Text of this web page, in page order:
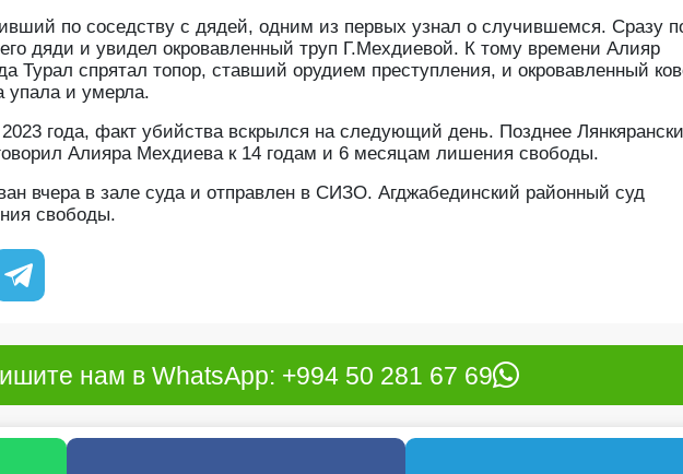
по соседству с дядей, одним из первых узнал о случившемся. Сразу
дяди и увидел окровавленный труп Г.Мехдиевой. К тому времени Алияр
Турал спрятал топор, ставший орудием преступления, и окровавленный
упала и умерла.
года, факт убийства вскрылся на следующий день. Позднее
Алияра Мехдиева к 14 годам и 6 месяцам лишения свободы.
вчера в зале суда и отправлен в СИЗО. Агджабединский районный суд
свободы.
нам в WhatsApp: +994 50 281 67 69